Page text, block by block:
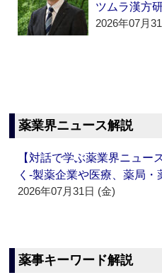
ツムラ漢方
2026年07月
薬業界ニュース解説
【対話で学ぶ薬業界ニュー
く‐製薬企業や医療、薬局
2026年07月31日 (金)
薬事キーワード解説